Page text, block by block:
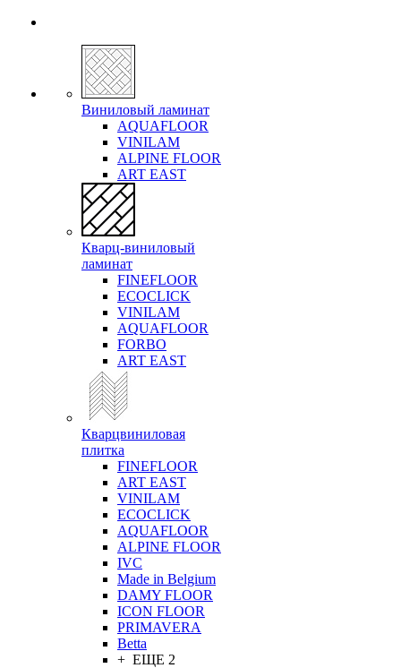
Виниловый ламинат
AQUAFLOOR
VINILAM
ALPINE FLOOR
ART EAST
Кварц-виниловый
ламинат
FINEFLOOR
ECOCLICK
VINILAM
AQUAFLOOR
FORBO
ART EAST
Кварцвиниловая
плитка
FINEFLOOR
ART EAST
VINILAM
ECOCLICK
AQUAFLOOR
ALPINE FLOOR
IVC
Made in Belgium
DAMY FLOOR
ICON FLOOR
PRIMAVERA
Betta
+ ЕЩЕ 2